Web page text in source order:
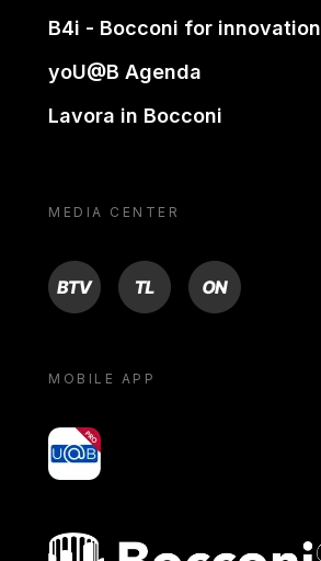
B4i - Bocconi for innovation
yoU@B Agenda
Lavora in Bocconi
MEDIA CENTER
BTV TL ON
MOBILE APP
yoU@B
Bocconi shop